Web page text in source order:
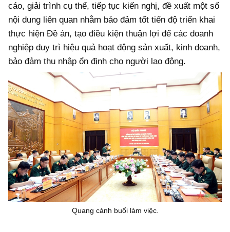
cáo, giải trình cụ thể, tiếp tục kiến nghị, đề xuất một số
nội dung liên quan nhằm bảo đảm tốt tiến độ triển khai
thực hiện Đề án, tạo điều kiện thuận lợi để các doanh
nghiệp duy trì hiệu quả hoạt động sản xuất, kinh doanh,
bảo đảm thu nhập ổn định cho người lao động.
Quang cảnh buổi làm việc.